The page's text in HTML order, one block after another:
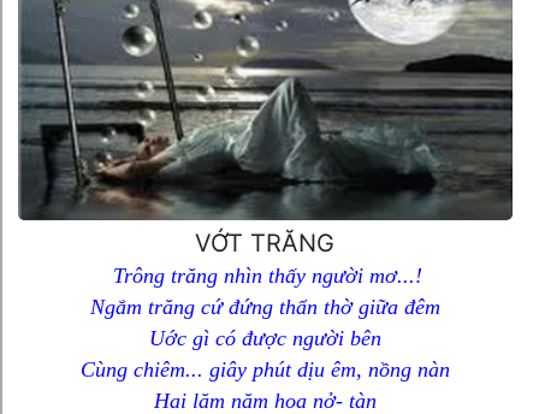
VỚT TRĂNG
Trông trăng nhìn thấy người mơ...!
Ngắm trăng cứ đứng thẩn thờ giữa đêm
Uớc gì có được người bên
Cùng chiêm... giây phút dịu êm, nồng nàn
Hai lăm năm hoa nở- tàn